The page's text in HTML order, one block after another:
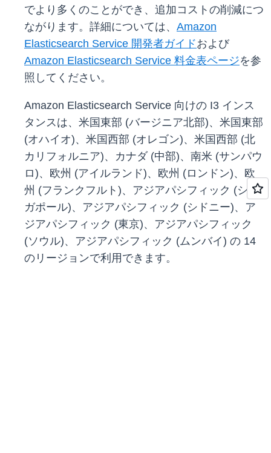
でより多くのことができ、追加コストの削減につ
ながります。詳細については、 Amazon
Elasticsearch Service 開発者ガイドおよび
Amazon Elasticsearch Service 料金表ページを参
照してください。
Amazon Elasticsearch Service 向けの I3 インス
タンスは、米国東部 (バージニア北部)、米国東部
(オハイオ)、米国西部 (オレゴン)、米国西部 (北
カリフォルニア)、カナダ (中部)、南米 (サンパウ
ロ)、欧州 (アイルランド)、欧州 (ロンドン)、欧
州 (フランクフルト)、アジアパシフィック (シン
ガポール)、アジアパシフィック (シドニー)、ア
ジアパシフィック (東京)、アジアパシフィック
(ソウル)、アジアパシフィック (ムンバイ) の 14
のリージョンで利用できます。